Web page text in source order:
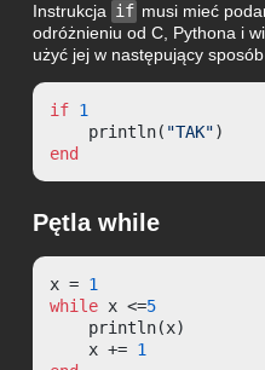
Instrukcja if musi mieć
odróżnieniu od C, Pythona i
użyć jej w następujący sposób
if 1
    println(
"TAK"
end
Pętla while
x = 1
while x <=5
    println(x)
    x +=
1